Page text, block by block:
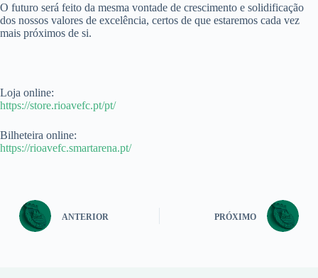
O futuro será feito da mesma vontade de crescimento e solidificação
dos nossos valores de excelência, certos de que estaremos cada vez
mais próximos de si.
Loja online:
https://store.rioavefc.pt/pt/
Bilheteira online:
https://rioavefc.smartarena.pt/
ANTERIOR PRÓXIMO